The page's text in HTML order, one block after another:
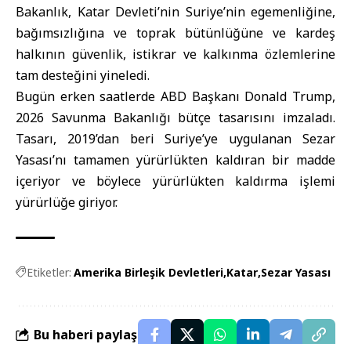
Bakanlık, Katar Devleti’nin Suriye’nin egemenliğine,
bağımsızlığına ve toprak bütünlüğüne ve kardeş
halkının güvenlik, istikrar ve kalkınma özlemlerine
tam desteğini yineledi.
Bugün erken saatlerde ABD Başkanı Donald Trump,
2026 Savunma Bakanlığı bütçe tasarısını imzaladı.
Tasarı, 2019’dan beri Suriye’ye uygulanan Sezar
Yasası’nı tamamen yürürlükten kaldıran bir madde
içeriyor ve böylece yürürlükten kaldırma işlemi
yürürlüğe giriyor.
Etiketler: Amerika Birleşik Devletleri Katar Sezar Yasası
Bu haberi paylaş